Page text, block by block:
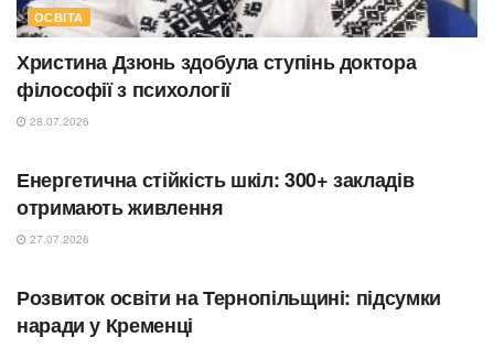
ОСВІТА
Христина Дзюнь здобула ступінь доктора
філософії з психології
28.07.2026
Енергетична стійкість шкіл: 300+ закладів
отримають живлення
27.07.2026
Розвиток освіти на Тернопільщині: підсумки
наради у Кременці